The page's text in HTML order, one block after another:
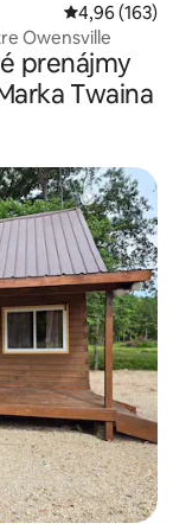
Priemerné
4,96 (163)
Owensville
prenájmy
Twaina